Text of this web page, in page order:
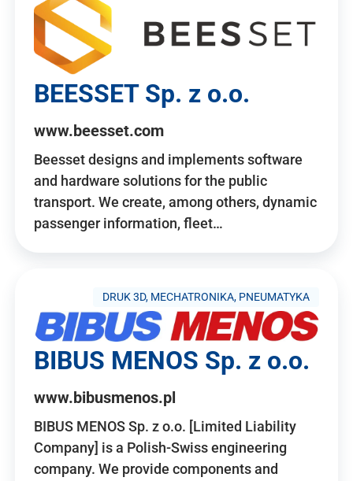
BEESSET Sp. z o.o.
www.beesset.com
Beesset designs and implements software
and hardware solutions for the public
transport. We create, among others, dynamic
passenger information, fleet…
DRUK 3D, MECHATRONIKA, PNEUMATYKA
BIBUS MENOS Sp. z o.o.
www.bibusmenos.pl
BIBUS MENOS Sp. z o.o. [Limited Liability
Company] is a Polish-Swiss engineering
company. We provide components and